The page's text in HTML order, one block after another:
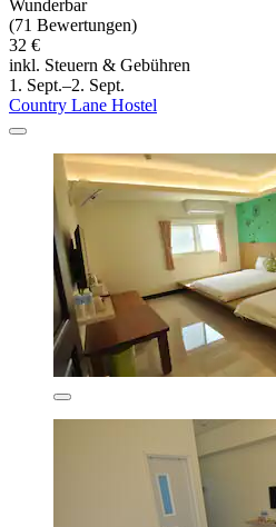
Wunderbar
(71 Bewertungen)
32 €
inkl. Steuern & Gebühren
1. Sept.–2. Sept.
Country Lane Hostel